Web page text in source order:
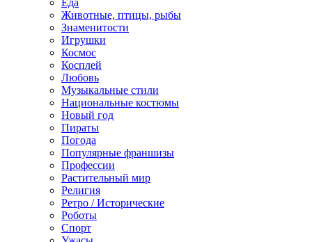
Еда
Животные, птицы, рыбы
Знаменитости
Игрушки
Космос
Косплей
Любовь
Музыкальные стили
Национальные костюмы
Новый год
Пираты
Погода
Популярные франшизы
Профессии
Растительный мир
Религия
Ретро / Исторические
Роботы
Спорт